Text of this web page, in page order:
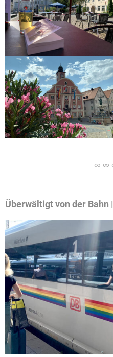
Überwältigt von der Bahn |